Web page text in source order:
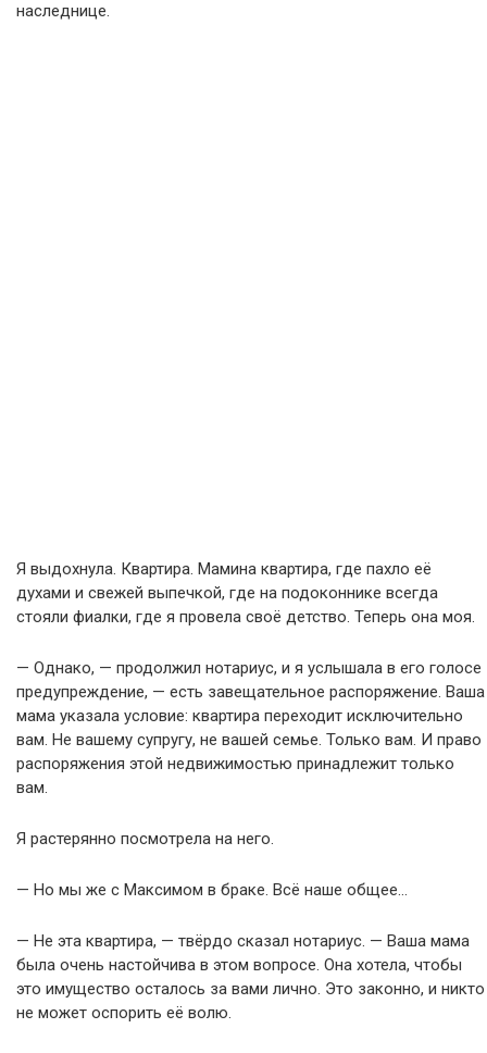
наследнице.
Я выдохнула. Квартира. Мамина квартира, где пахло её
духами и свежей выпечкой, где на подоконнике всегда
стояли фиалки, где я провела своё детство. Теперь она моя.
— Однако, — продолжил нотариус, и я услышала в его голосе
предупреждение, — есть завещательное распоряжение. Ваша
мама указала условие: квартира переходит исключительно
вам. Не вашему супругу, не вашей семье. Только вам. И право
распоряжения этой недвижимостью принадлежит только
вам.
Я растерянно посмотрела на него.
— Но мы же с Максимом в браке. Всё наше общее…
— Не эта квартира, — твёрдо сказал нотариус. — Ваша мама
была очень настойчива в этом вопросе. Она хотела, чтобы
это имущество осталось за вами лично. Это законно, и никто
не может оспорить её волю.